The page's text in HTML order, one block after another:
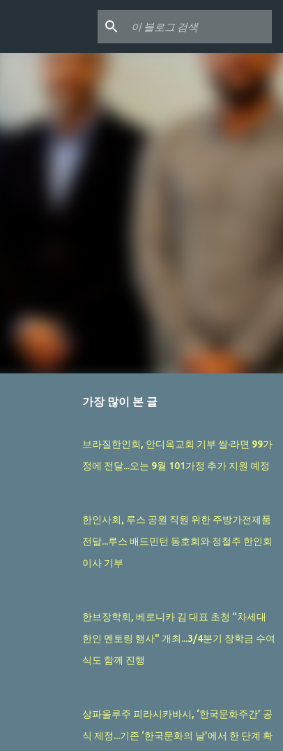
가장 많이 본 글
브라질한인회, 안디옥교회 기부 쌀·라면 99가
정에 전달...오는 9월 101가정 추가 지원 예정
한인사회, 루스 공원 직원 위한 주방가전제품
전달...루스 배드민턴 동호회와 정철주 한인회
이사 기부
한브장학회, 베로니카 김 대표 초청 "차세대
한인 멘토링 행사" 개최...3/4분기 장학금 수여
식도 함께 진행
상파울루주 피라시카바시, ‘한국문화주간’ 공
식 제정...기존 ‘한국문화의 날’에서 한 단계 확